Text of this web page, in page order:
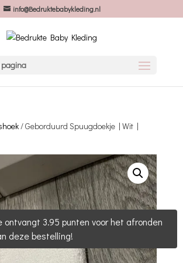
info@Bedruktebabykleding.nl
pagina
/ Geborduurd Spuugdoekje | Wit |
ontvangt 3.95 punten voor het afronden
deze bestelling!